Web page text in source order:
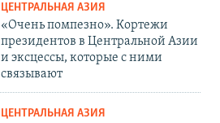
ЦЕНТРАЛЬНАЯ АЗИЯ
«Очень помпезно». Кортежи
президентов в Центральной Азии
и эксцессы, которые с ними
связывают
ЦЕНТРАЛЬНАЯ АЗИЯ